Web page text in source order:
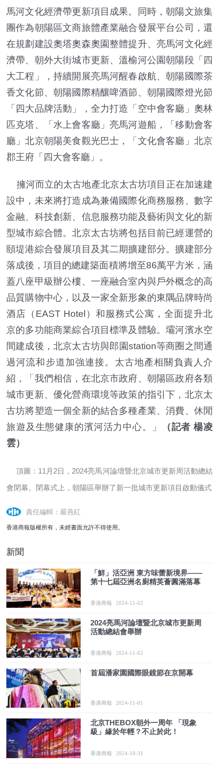
馬河文化經濟帶更新項目成果。同時，朝陽文旅集
團作為朝陽區文商旅體產業融合發展平台公司，還
在規劃建設奧塔奧森奧園整體提升、亮馬河文化經
濟帶、朝外大街城市更新、溫榆河公園朝陽段「四
大工程」，持續開展亮馬河醒春啟航、朝陽國際茶
香文化節、朝陽國際精釀啤酒節、朝陽國際燈光節
「四大品牌活動」，全力打造「空中會客廳」奧林
匹克塔、「水上會客廳」亮馬河遊船，「移動會客
廳」北京朝陽美食觀光巴士，「文化會客廳」北京
郡王府「四大會客廳」。
擁河而立的太古地產北京太古坊項目正在加速建
設中，未來將打造成為兼備國際化商務服務、數字
金融、科技創新、信息服務功能及藝術與文化的新
型城市綜合體。北京太古坊將包括目前已經運營的
頤堤港綜合發展項目及其二期擴建部分。擴建部分
落成後，項目的總建築面積將增至86萬平方米，涵
蓋八座甲級辦公樓、一座融合室內與戶外概念的高
品質購物中心，以及一家全新形象的東隅品牌時尚
酒店（EAST Hotel）和服務式公寓，全面提升北
京的多功能商業綜合項目標準及體驗。壩河濱水空
間建成後，北京太古坊與郎園station等商圈之間通
過河流和步道加強連接。太古地產相關負責人介
紹，「我們相信，在北京市政府、朝陽區政府各類
城市更新、優化營商環境等政策的指引下，北京太
古坊將塑造一個全新的結合多種產業、消費、休閒
旅遊及生態健康的濱河活力中心。」
（記者 楊凌
雲）
頂圖：11月2日，2024亮馬河論壇暨北京城市更新周活動總結
會閉幕。閉幕式上，朝陽區舉辦了新一批城市更新項目啟動儀式
責任編輯：嚴燕紅
香港商報版權所有，未經書面允許不得使用。
新聞
「鮮」活亞洲 東方味蕾新境界——
第十七屆亞洲名廚精英薈圓滿落幕
香港商報 2024-11-02
2024亮馬河論壇暨北京城市更新周
活動總結會舉辦
香港商報 2024-11-02
首屆潘家園國際眼鏡節在京開幕
香港商報 2024-11-01
北京THEBOX朝外一周年 「現象
級」緣於年輕？不止於此！
香港商報 2024-10-31